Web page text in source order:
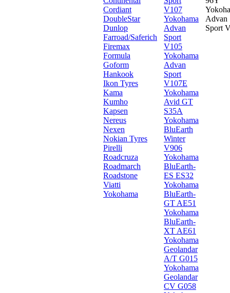
Cordiant
DoubleStar
Dunlop
Farroad/Saferich
Firemax
Formula
Goform
Hankook
Ikon Tyres
Kama
Kumho
Kapsen
Nereus
Nexen
Nokian Tyres
Pirelli
Roadcruza
Roadmarch
Roadstone
Viatti
Yokohama
V107
Yokohama
Advan
Sport
V105
Yokohama
Advan
Sport
V107E
Yokohama
Avid GT
S35A
Yokohama
BluEarth
Winter
V906
Yokohama
BluEarth-
ES ES32
Yokohama
BluEarth-
GT AE51
Yokohama
BluEarth-
XT AE61
Yokohama
Geolandar
A/T G015
Yokohama
Geolandar
CV G058
Advan
Sport